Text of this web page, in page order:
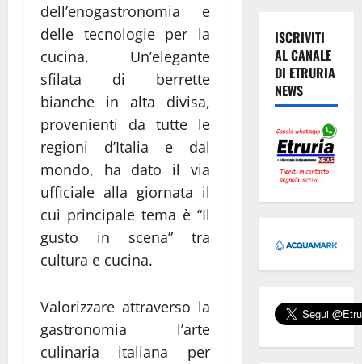
dell’enogastronomia e
delle tecnologie per la
cucina. Un’elegante
sfilata di berrette
bianche in alta divisa,
provenienti da tutte le
regioni d’Italia e dal
mondo, ha dato il via
ufficiale alla giornata il
cui principale tema è “Il
gusto in scena” tra
cultura e cucina.
Valorizzare attraverso la
gastronomia l’arte
culinaria italiana per
ISCRIVITI
AL CANALE
DI ETRURIA
NEWS